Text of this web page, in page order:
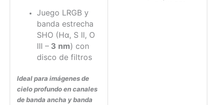
Juego LRGB y
banda estrecha
SHO (Hα, S II, O
III –3 nm) con
disco de filtros
Ideal para imágenes de
cielo profundo en canales
de banda ancha y banda